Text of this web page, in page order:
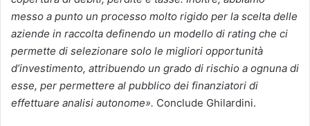
messo a punto un processo molto rigido per la scelta delle
aziende in raccolta definendo un modello di rating che ci
permette di selezionare solo le migliori opportunità
d’investimento, attribuendo un grado di rischio a ognuna di
esse, per permettere al pubblico dei finanziatori di
effettuare analisi autonome». Conclude Ghilardini.